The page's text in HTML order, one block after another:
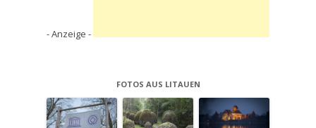
- Anzeige -
FOTOS AUS LITAUEN